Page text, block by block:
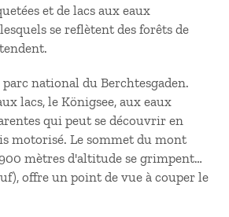
et de lacs aux eaux
se reflètent des forêts de
national du Berchtesgaden.
lacs, le Königsee, aux eaux
qui peut se découvrir en
motorisé. Le sommet du mont
mètres d'altitude se grimpent…
offre un point de vue à couper le